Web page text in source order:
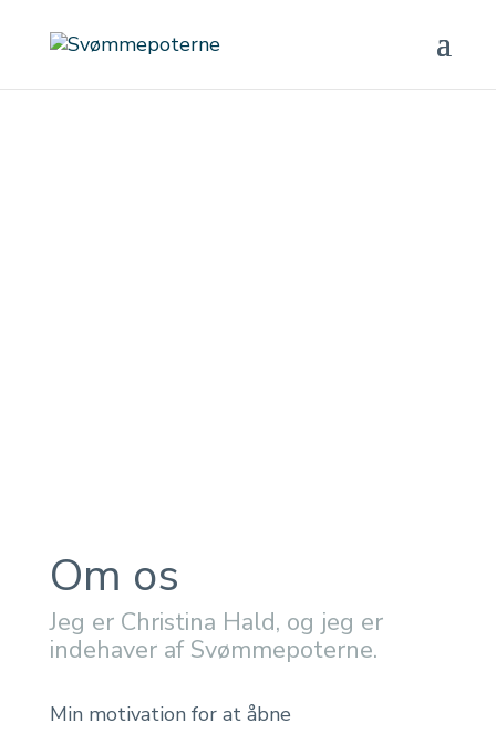
Om os
Jeg er Christina Hald, og jeg er
indehaver af Svømmepoterne.
Min motivation for at åbne